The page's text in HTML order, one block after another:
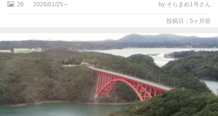
26 2026/01/25～ by そらまめ1号さん
投稿日：5ヶ月前